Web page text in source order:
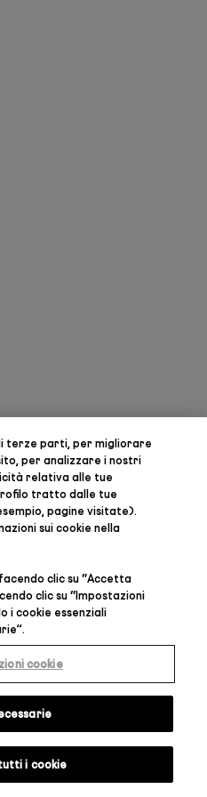
terze parti, permigliorare
per analizzare i nostri
relativa alle tue
tratto dalle tue
pagine visitate).
sui cookie nella
clic su “Accetta
clic su “Impostazioni
i cookie essenziali
”.
cookie
i cookie